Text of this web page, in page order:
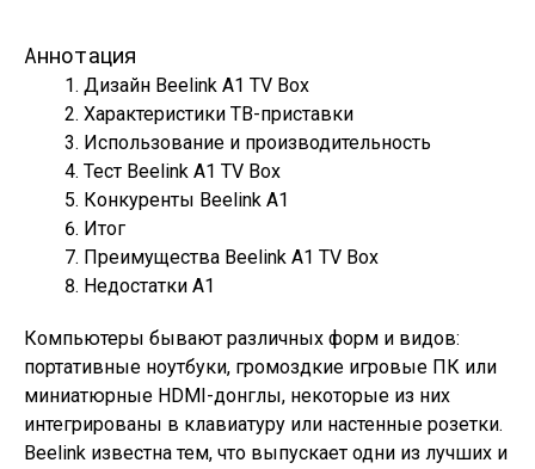
Аннотация
Дизайн Beelink A1 TV Box
Характеристики ТВ-приставки
Использование и производительность
Тест Beelink A1 TV Box
Конкуренты Beelink A1
Итог
Преимущества Beelink A1 TV Box
Недостатки A1
Компьютеры бывают различных форм и видов:
портативные ноутбуки, громоздкие игровые ПК или
миниатюрные HDMI-донглы, некоторые из них
интегрированы в клавиатуру или настенные розетки.
Beelink известна тем, что выпускает одни из лучших и